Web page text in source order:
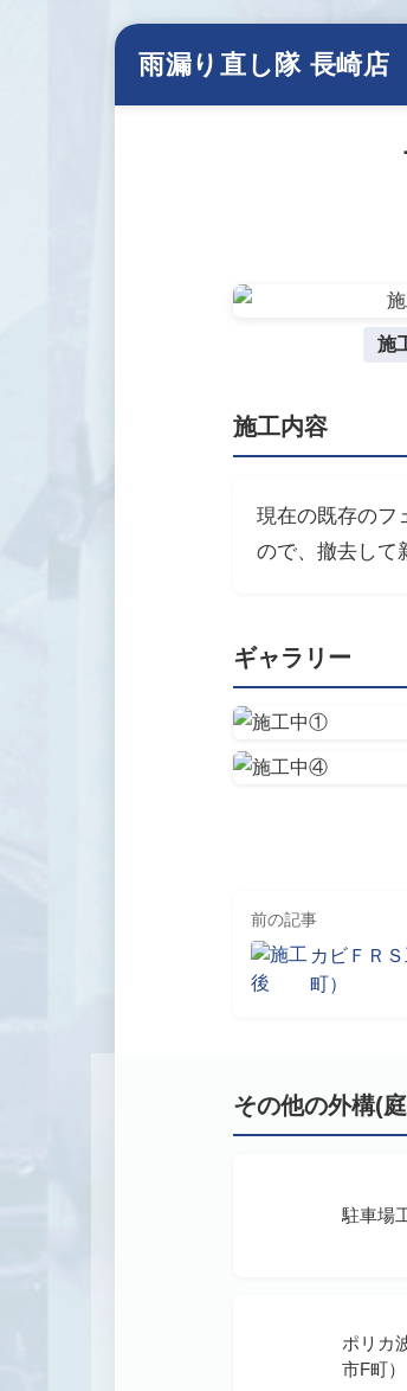
雨漏り直し隊 長崎店
施
施工内容
現在の既存のフ
ので、撤去して
ギャラリー
前の記事
カビＦＲ
町）
その他の外構(
駐車場
ポリカ
市F町）